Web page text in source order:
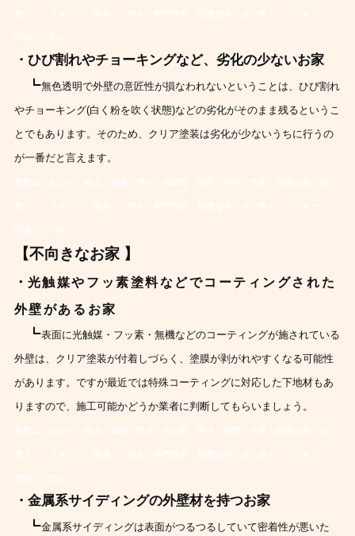
・ひび割れやチョーキングなど、劣化の少ないお家
┗無色透明で外壁の意匠性が損なわれないということは、ひび割れ
やチョーキング(白く粉を吹く状態)などの劣化がそのまま残るというこ
とでもあります。 そのため、クリア塗装は劣化が少ないうちに行うの
が一番だと言えます。
【不向きなお家 】
・ 光触媒やフッ素塗料などでコーティングされた
外壁があるお家
┗表面に光触媒・フッ素・無機などのコーティングが施されている
外壁は、クリア塗装が付着しづらく、塗膜が剥がれやすくなる可能性
があります。ですが最近では特殊コーティングに対応した下地材もあ
りますので、施工可能かどうか業者に判断してもらいましょう。
・金属系サイディングの外壁材を持つお家
┗金属系サイディングは表面がつるつるしていて密着性が悪いた